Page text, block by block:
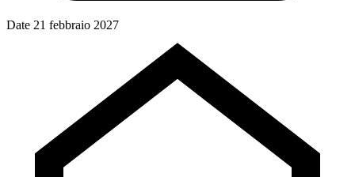
Date 21 febbraio 2027